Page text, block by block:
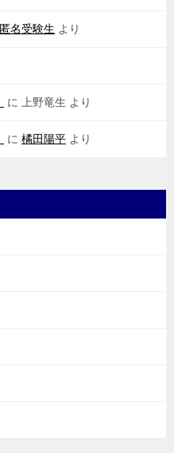
匿名受験生 より
に 上野竜生 より
に 橘田陽平 より